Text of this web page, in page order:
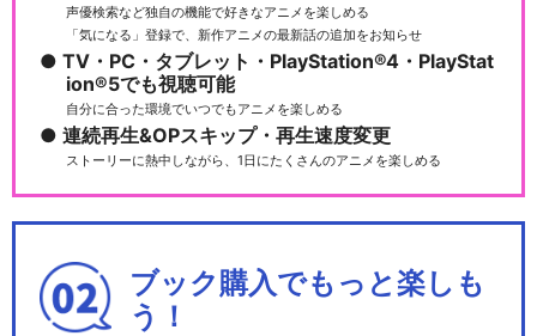
声優検索など独自の機能で好きなアニメを楽しめる
「気になる」登録で、新作アニメの最新話の追加をお知らせ
TV・PC・タブレット・PlayStation®4・PlayStat
ion®5でも視聴可能
自分に合った環境でいつでもアニメを楽しめる
連続再生&OPスキップ・再生速度変更
ストーリーに熱中しながら、1日にたくさんのアニメを楽しめる
ブック購入でもっと楽しも
う！